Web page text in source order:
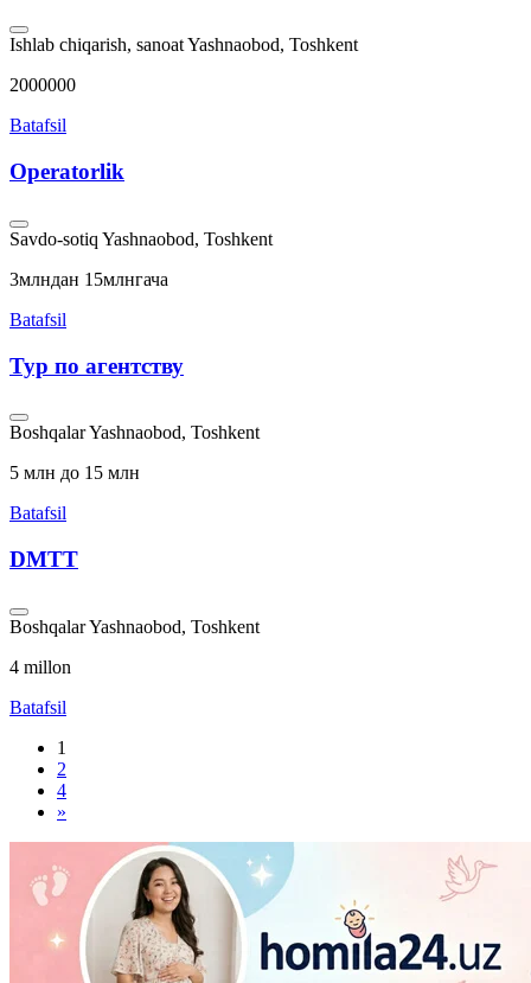
Ishlab chiqarish, sanoatYashnaobod, Toshkent
2000000
Batafsil
Operatorlik
Savdo-sotiq Yashnaobod, Toshkent
3млндан 15млнгача
Batafsil
Тур по агентству
BoshqalarYashnaobod, Toshkent
5 млн до 15 млн
Batafsil
DMTT
BoshqalarYashnaobod, Toshkent
4 millon
Batafsil
1
2
4
»